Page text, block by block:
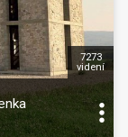
7273
videní